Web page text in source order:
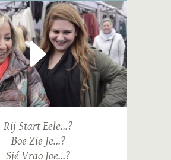
Rij Start Eele...?
Boe Zie Je...?
Sjé Vrao Joe...?